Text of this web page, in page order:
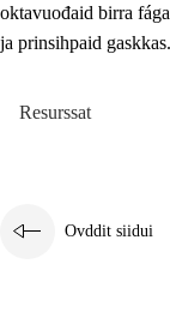
oktavuođaid birra
ja prinsihpaid gaskkas.
Resurssat
Ovddit siidui